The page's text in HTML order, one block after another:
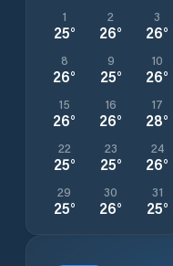
1
25°
2
26°
3
26°
8
26°
9
25°
10
26°
15
26°
16
26°
17
28°
22
25°
23
25°
24
26°
29
25°
30
26°
31
25°